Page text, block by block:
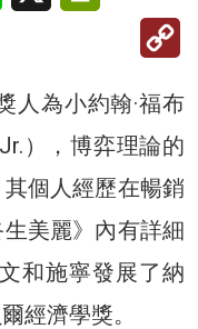
人為小約翰·福布
），博弈理論的
個人經歷在暢銷
美麗》內有詳細
和施寧發展了納
經濟學獎。